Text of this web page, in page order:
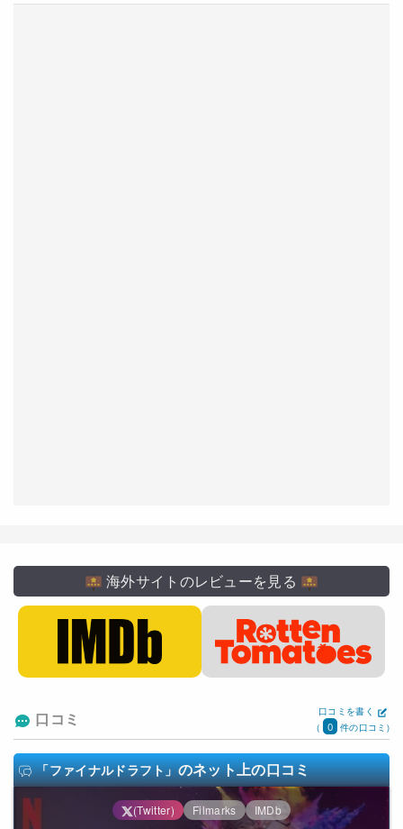
海外サイトのレビューを見る
口コミ
口コミを書く
(
0 件の口コミ)
「ファイナルドラフト」のネット上の口コミ
(Twitter) Filmarks IMDb